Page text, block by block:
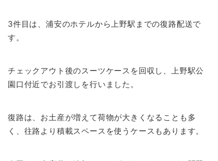
3件目は、浦安のホテルから上野駅までの復路配送で
す。
チェックアウト後のスーツケースを回収し、上野駅公
園口付近でお引渡しを行いました。
復路は、お土産が増えて荷物が大きくなることも多
く、往路より積載スペースを使うケースもあります。